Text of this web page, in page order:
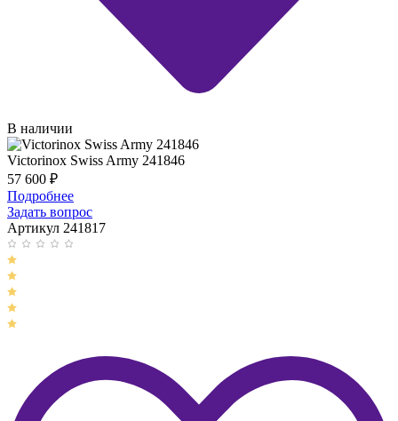
В наличии
Victorinox Swiss Army 241846
57 600 ₽
Подробнее
Задать вопрос
Артикул 241817